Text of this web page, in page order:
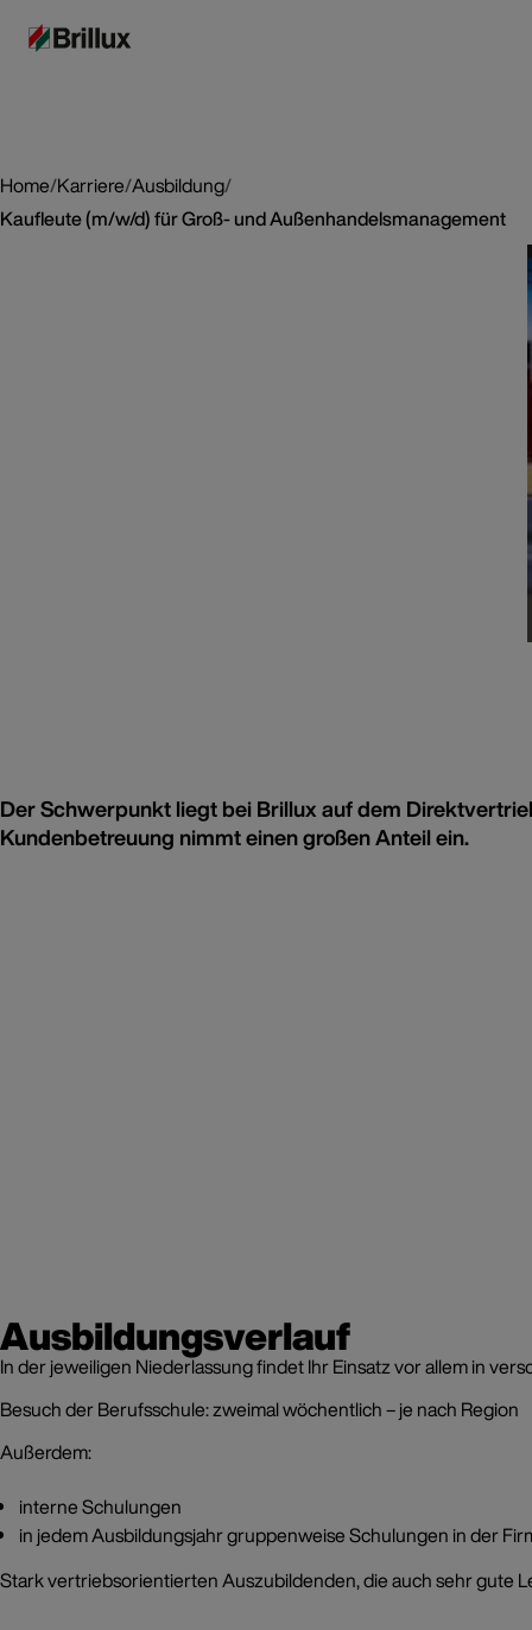
Home/Karriere/Ausbildung/
Kaufleute (m/w/d) für Groß- und Außenhandelsmanagement
Der Schwerpunkt liegt bei Brillux auf dem
Kundenbetreuung nimmt einen großen Anteil ein.
Ausbildungsverlauf
In der jeweiligen Niederlassung findet Ihr Einsatz vor allem in
Besuch der Berufsschule: zweimal wöchentlich – je nach Region
Außerdem:
interne Schulungen
in jedem Ausbildungsjahr gruppenweise Schulungen in der
Stark vertriebsorientierten Auszubildenden, die auch sehr gute